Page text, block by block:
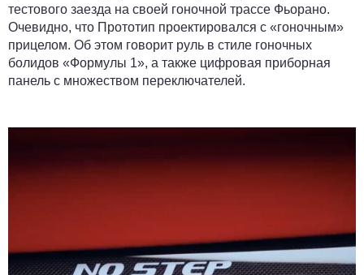
тестового заезда на своей гоночной трассе Фьорано.
Очевидно, что Прототип проектировался с «гоночным»
прицелом. Об этом говорит руль в стиле гоночных
болидов «Формулы 1», а также цифровая приборная
панель с множеством переключателей.